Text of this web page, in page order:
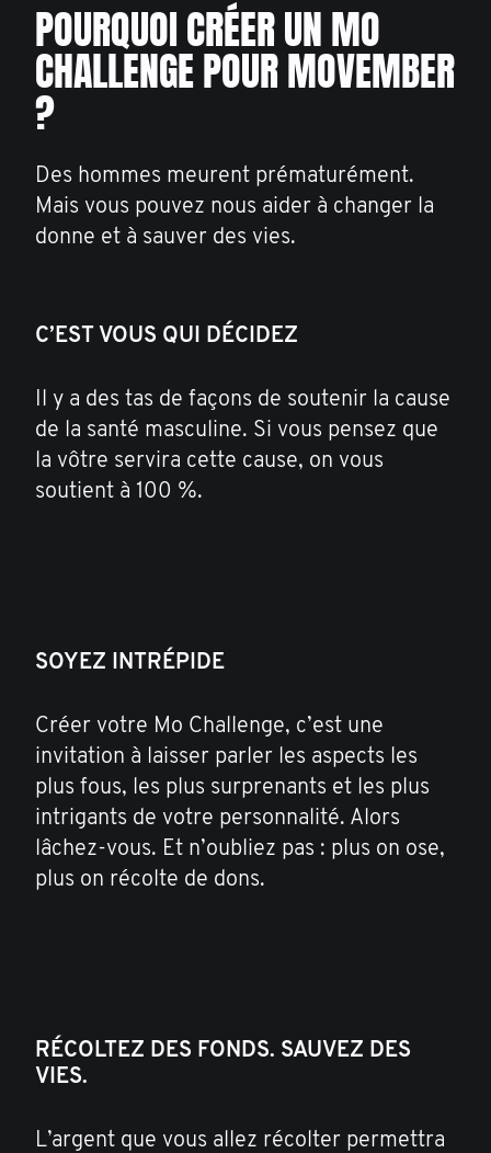
POURQUOI CRÉER UN MO
CHALLENGE POUR MOVEMBER
?
Des hommes meurent prématurément.
Mais vous pouvez nous aider à changer la
donne et à sauver des vies.
C’EST VOUS QUI DÉCIDEZ
Il y a des tas de façons de soutenir la cause
de la santé masculine. Si vous pensez que
la vôtre servira cette cause, on vous
soutient à 100 %.
SOYEZ INTRÉPIDE
Créer votre Mo Challenge, c’est une
invitation à laisser parler les aspects les
plus fous, les plus surprenants et les plus
intrigants de votre personnalité. Alors
lâchez-vous. Et n’oubliez pas : plus on ose,
plus on récolte de dons.
RÉCOLTEZ DES FONDS. SAUVEZ DES
VIES.
L’argent que vous allez récolter permettra